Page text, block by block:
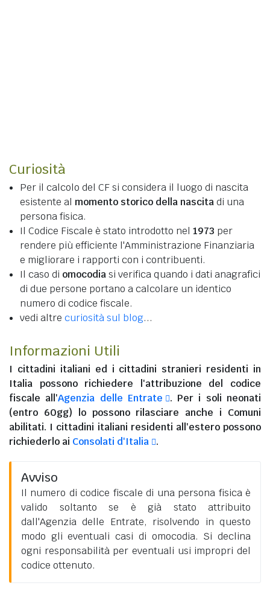
Curiosità
Per il calcolo del CF si considera il luogo di nascita
esistente al momento storico della nascitadi una
persona fisica.
Il Codice Fiscale è stato introdotto nel 1973 per
rendere più efficiente l'Amministrazione Finanziaria
e migliorare i rapporti con i contribuenti.
Il caso di omocodiasi verifica quando i dati anagrafici
di due persone portano a calcolare un identico
numero di codice fiscale.
vedi altre curiosità sul blog...
Informazioni Utili
I cittadini italiani ed i cittadini stranieri residenti in
Italia possono richiedere l'attribuzione del codice
fiscale all'Agenzia delle Entrate
. Per i soli neonati
(entro 60gg) lo possono rilasciare anche i Comuni
abilitati. I cittadini italiani residenti all'esteropossono
richiederlo ai Consolati d'Italia .
Avviso
Il numero di codice fiscale di una persona fisica è
valido soltanto se è già stato attribuito
dall'Agenzia delle Entrate, risolvendo in questo
modo gli eventuali casi di omocodia. Si declina
ogni responsabilità per eventuali usi impropri del
codice ottenuto.